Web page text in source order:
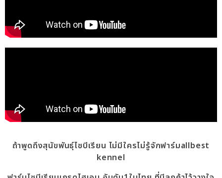
ถ้าพูดถึงสุนัขพันธุ์ไซบีเรียน ไม่มีใครไม่รู้จักฟาร์มallbest
kennel